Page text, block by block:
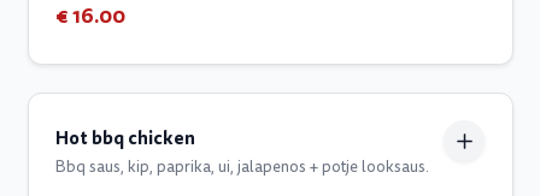
€ 16.00
Hot bbq chicken
Bbq saus, kip, paprika, ui, jalapenos + potje looksaus.